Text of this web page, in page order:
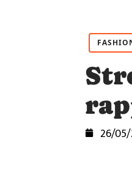
26/